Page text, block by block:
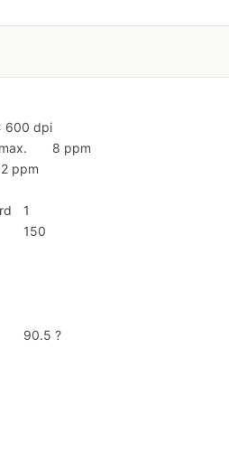
600 dpi
8 ppm
ppm
1
150
90.5 ?